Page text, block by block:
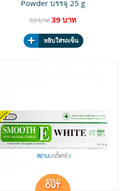
Powder บรรจุ 25 g
59 บาท39 บาท
หยิบใส่รถเข็น